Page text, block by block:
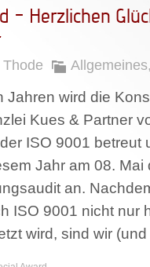
– Herzlichen
Allgemeines
Jahren wird die
Kues & Partner
ISO 9001 betreut
Jahr am 08. Mai
an.
ISO 9001 nicht nur
wird, sind wir